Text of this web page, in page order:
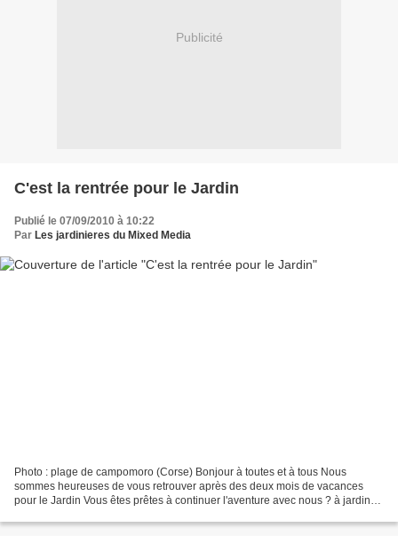
Publicité
C'est la rentrée pour le Jardin
Publié le 07/09/2010 à 10:22
Par Les jardinieres du Mixed Media
Photo : plage de campomoro (Corse) Bonjour à toutes et à tous Nous
sommes heureuses de vous retrouver après des deux mois de vacances
pour le Jardin Vous êtes prêtes à continuer l'aventure avec nous ? à jardiner